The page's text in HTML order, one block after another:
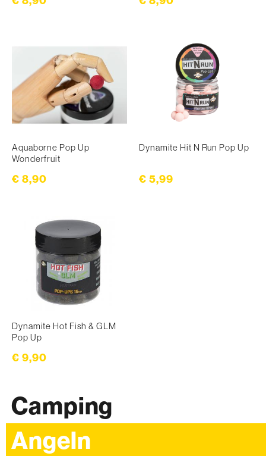
Aquaborne Pop Up
Wonderfruit
€ 8,90
Dynamite Hit N Run Pop Up
€ 5,99
Dynamite Hot Fish & GLM
Pop Up
€ 9,90
Camping
Angeln